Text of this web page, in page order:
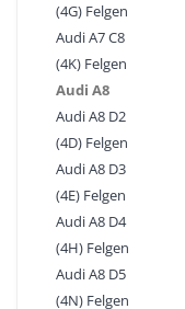
(4G) Felgen
Audi A7 C8
(4K) Felgen
Audi A8
Audi A8 D2
(4D) Felgen
Audi A8 D3
(4E) Felgen
Audi A8 D4
(4H) Felgen
Audi A8 D5
(4N) Felgen